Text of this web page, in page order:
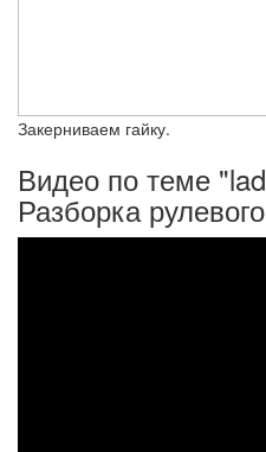
Закерниваем гайку.
Видео по теме
Разборка